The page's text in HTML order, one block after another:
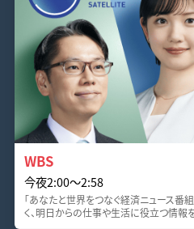
WBS
今夜2:00〜2:58
「あなたと世界をつなぐ経済ニュース番組
く、明日からの仕事や生活に役立つ情報